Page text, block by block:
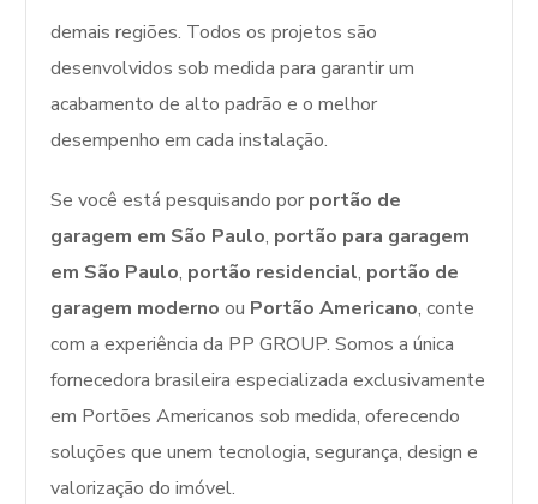
demais regiões. Todos os projetos são
desenvolvidos sob medida para garantir um
acabamento de alto padrão e o melhor
desempenho em cada instalação.
Se você está pesquisando por portão de
garagem em São Paulo, portão para garagem
em São Paulo, portão residencial, portão de
garagem moderno ou Portão Americano, conte
com a experiência da PP GROUP. Somos a única
fornecedora brasileira especializada exclusivamente
em Portões Americanos sob medida, oferecendo
soluções que unem tecnologia, segurança, design e
valorização do imóvel.